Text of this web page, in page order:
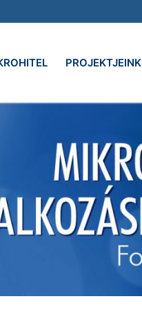
PROJEKTJEINK